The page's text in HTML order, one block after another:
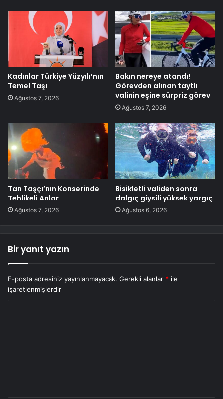
Kadınlar Türkiye Yüzyılı’nın
Temel Taşı
Ağustos 7, 2026
Bakın nereye atandı!
Görevden alınan taytlı
valinin eşine sürpriz görev
Ağustos 7, 2026
Tan Taşçı’nın Konserinde
Tehlikeli Anlar
Ağustos 7, 2026
Bisikletli validen sonra
dalgıç giysili yüksek yargıç
Ağustos 6, 2026
Bir yanıt yazın
E-posta adresiniz yayınlanmayacak. Gerekli alanlar * ile
işaretlenmişlerdir